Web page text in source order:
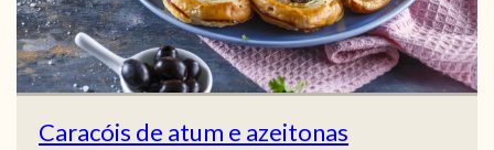
Caracóis de atum e azeitonas